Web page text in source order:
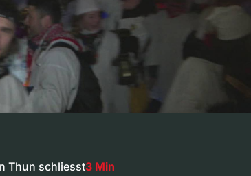
Thun schliesst3 Min